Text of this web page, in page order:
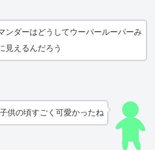
ンダーはどうしてウーパールーパーみ
見えるんだろう
供の頃すごく可愛かったね